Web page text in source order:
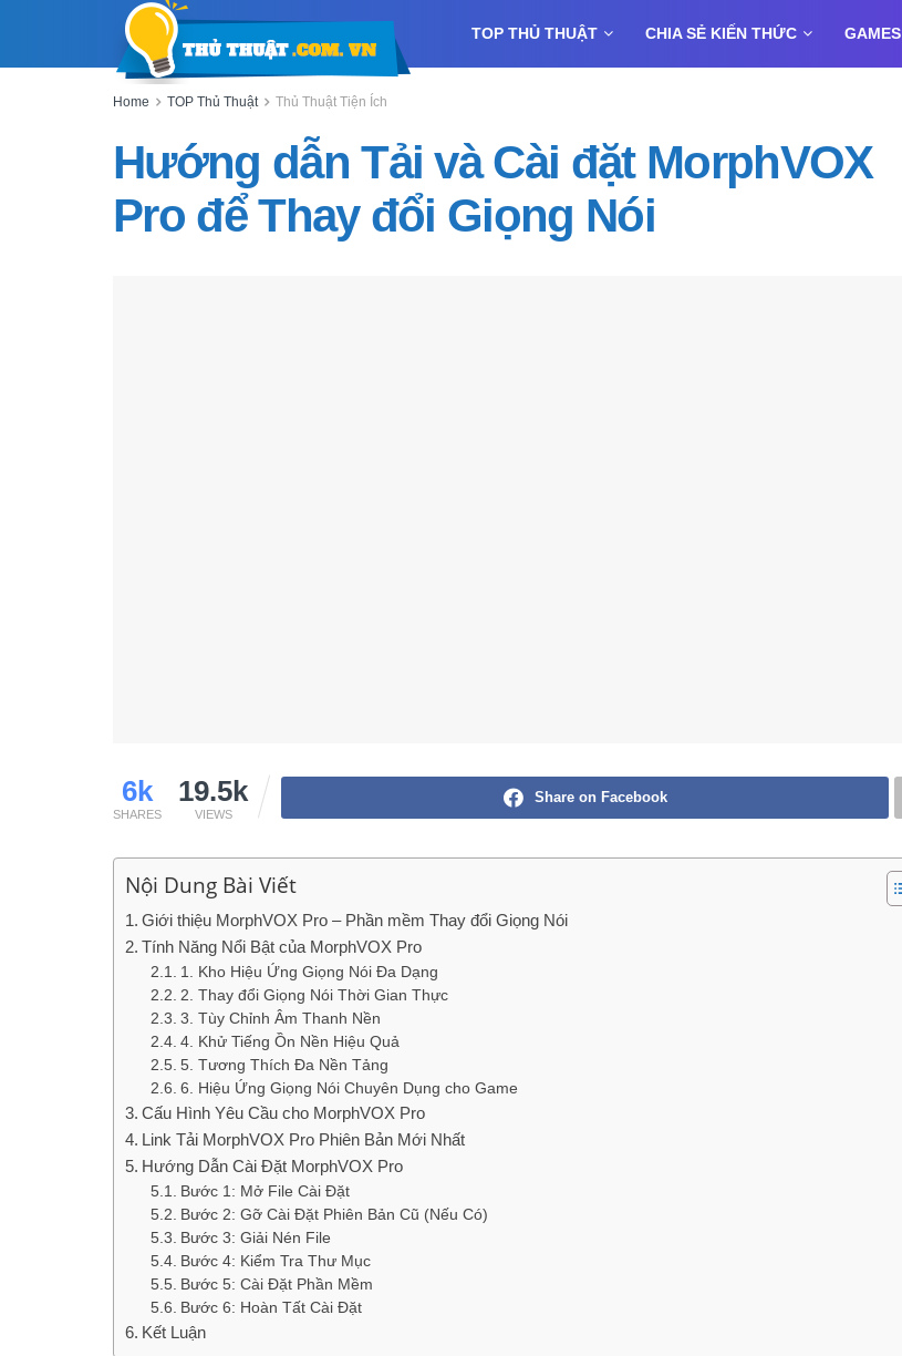
TOP THỦ THUẬT CHIA SẺ KIẾN THỨC GAMES
Home TOP Thủ Thuật Thủ Thuật Tiện Ích
Hướng dẫn Tải và Cài đặt MorphVOX
Pro để Thay đổi Giọng Nói
6k
SHARES
19.5k
VIEWS
Share on Facebook
Nội Dung Bài Viết
Giới thiệu MorphVOX Pro – Phần mềm Thay đổi Giọng Nói
Tính Năng Nổi Bật của MorphVOX Pro
1. Kho Hiệu Ứng Giọng Nói Đa Dạng
2. Thay đổi Giọng Nói Thời Gian Thực
3. Tùy Chỉnh Âm Thanh Nền
4. Khử Tiếng Ồn Nền Hiệu Quả
5. Tương Thích Đa Nền Tảng
6. Hiệu Ứng Giọng Nói Chuyên Dụng cho Game
Cấu Hình Yêu Cầu cho MorphVOX Pro
Link Tải MorphVOX Pro Phiên Bản Mới Nhất
Hướng Dẫn Cài Đặt MorphVOX Pro
Bước 1: Mở File Cài Đặt
Bước 2: Gỡ Cài Đặt Phiên Bản Cũ (Nếu Có)
Bước 3: Giải Nén File
Bước 4: Kiểm Tra Thư Mục
Bước 5: Cài Đặt Phần Mềm
Bước 6: Hoàn Tất Cài Đặt
Kết Luận